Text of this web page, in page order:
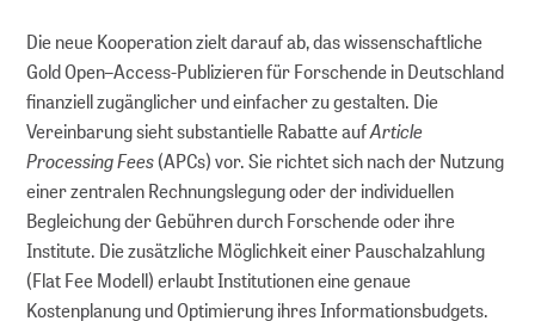
Die neue Kooperation zielt darauf ab, das wissenschaftliche
Gold Open–Access-Publizieren für Forschende in Deutschland
finanziell zugänglicher und einfacher zu gestalten. Die
Vereinbarung sieht substantielle Rabatte aufArticle
Processing Fees(APCs) vor. Sie richtet sich nach der Nutzung
einer zentralen Rechnungslegung oder der individuellen
Begleichung der Gebühren durch Forschende oder ihre
Institute. Die zusätzliche Möglichkeit einer Pauschalzahlung
(Flat Fee Modell) erlaubt Institutionen eine genaue
Kostenplanung und Optimierung ihres Informationsbudgets.